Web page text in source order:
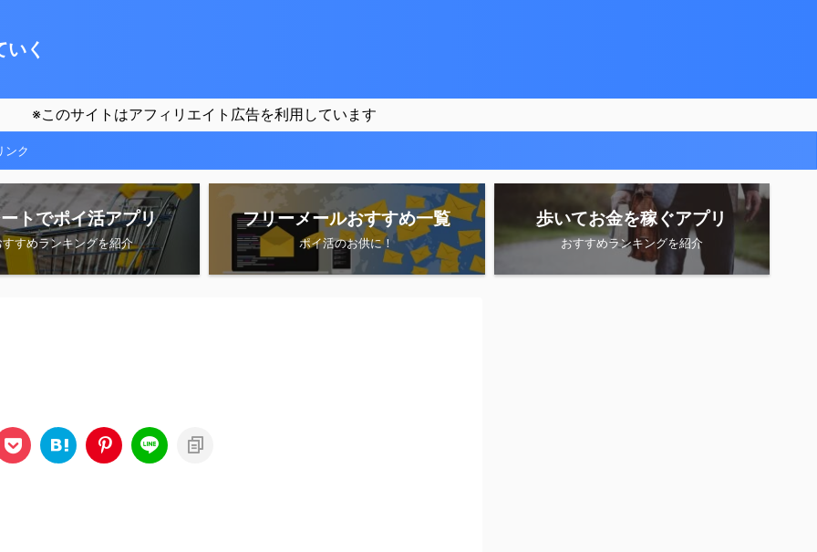
く
※このサイトはアフィリエイト広告を利用しています
ンク
トでポイ活アプリ
すすめランキングを紹介
フリーメールおすすめ一覧
ポイ活のお供に！
歩いてお金を稼ぐアプリ
おすすめランキングを紹介